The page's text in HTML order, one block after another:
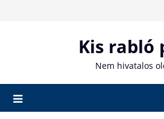
Kis rabló
Nem hivatalos